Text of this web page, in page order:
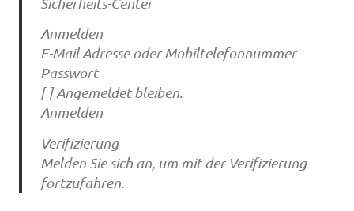
Anmelden
E-Mail Adresse oder Mobiltelefonnummer
Passwort
[ ] Angemeldet bleiben.
Anmelden
Verifizierung
Melden Sie sich an, um mit der Verifizierung
fortzufahren.